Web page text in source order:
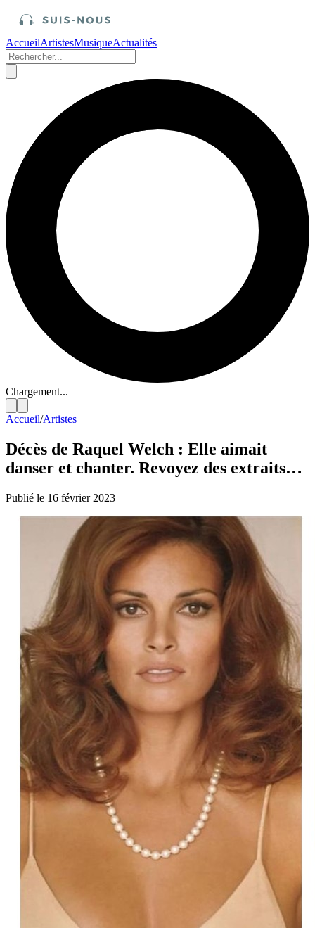
AccueilArtistesMusiqueActualités
Chargement...
Accueil/Artistes
Décès de Raquel Welch : Elle aimait
danser et chanter. Revoyez des extraits…
Publié le 16 février 2023